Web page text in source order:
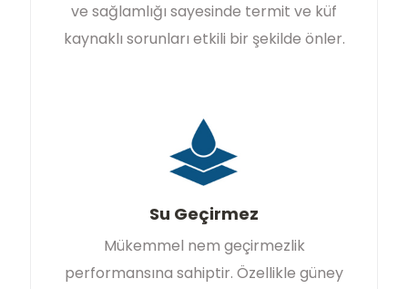
ve sağlamlığı sayesinde termit ve küf
kaynaklı sorunları etkili bir şekilde önler.
Su Geçirmez
Mükemmel nem geçirmezlik
performansına sahiptir. Özellikle güney